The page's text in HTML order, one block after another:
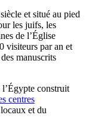
et situé au pied
les juifs, les
de l’Église
visiteurs par an et
manuscrits
l’Égypte construit
centres
et du